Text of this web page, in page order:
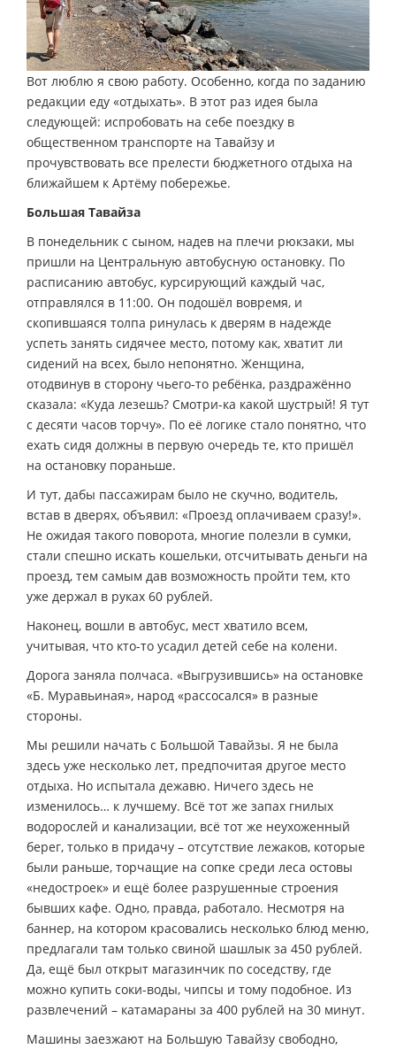
Вот люблю я свою работу. Особенно, когда по заданию
редакции еду «отдыхать». В этот раз идея была
следующей: испробовать на себе поездку в
общественном транспорте на Тавайзу и
прочувствовать все прелести бюджетного отдыха на
ближайшем к Артёму побережье.
Большая Тавайза
В понедельник с сыном, надев на плечи рюкзаки, мы
пришли на Центральную автобусную остановку. По
расписанию автобус, курсирующий каждый час,
отправлялся в 11:00. Он подошёл вовремя, и
скопившаяся толпа ринулась к дверям в надежде
успеть занять сидячее место, потому как, хватит ли
сидений на всех, было непонятно. Женщина,
отодвинув в сторону чьего-то ребёнка, раздражённо
сказала: «Куда лезешь? Смотри-ка какой шустрый! Я тут
с десяти часов торчу». По её логике стало понятно, что
ехать сидя должны в первую очередь те, кто пришёл
на остановку пораньше.
И тут, дабы пассажирам было не скучно, водитель,
встав в дверях, объявил: «Проезд оплачиваем сразу!».
Не ожидая такого поворота, многие полезли в сумки,
стали спешно искать кошельки, отсчитывать деньги на
проезд, тем самым дав возможность пройти тем, кто
уже держал в руках 60 рублей.
Наконец, вошли в автобус, мест хватило всем,
учитывая, что кто-то усадил детей себе на колени.
Дорога заняла полчаса. «Выгрузившись» на остановке
«Б. Муравьиная», народ «рассосался» в разные
стороны.
Мы решили начать с Большой Тавайзы. Я не была
здесь уже несколько лет, предпочитая другое место
отдыха. Но испытала дежавю. Ничего здесь не
изменилось… к лучшему. Всё тот же запах гнилых
водорослей и канализации, всё тот же неухоженный
берег, только в придачу – отсутствие лежаков, которые
были раньше, торчащие на сопке среди леса остовы
«недостроек» и ещё более разрушенные строения
бывших кафе. Одно, правда, работало. Несмотря на
баннер, на котором красовались несколько блюд меню,
предлагали там только свиной шашлык за 450 рублей.
Да, ещё был открыт магазинчик по соседству, где
можно купить соки-воды, чипсы и тому подобное. Из
развлечений – катамараны за 400 рублей на 30 минут.
Машины заезжают на Большую Тавайзу свободно,